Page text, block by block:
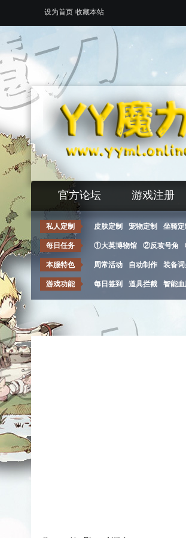
设为首页 收藏本站
官方论坛 游戏注册
私人定制 皮肤定制 宠物定制 坐骑定
每日任务 ①大英博物馆 ②反攻号角
本服特色 周常活动 自动制作 装备
游戏功能 每日签到 道具拦截 智能